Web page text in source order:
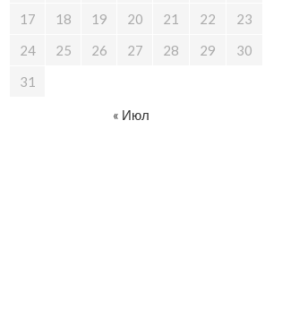
17
18 19 20 21 22
23
24
25 26 27 28 29
30
31
« Июл